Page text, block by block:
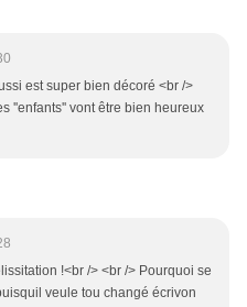
est super bien décoré <br />
''enfants'' vont être bien heureux
!<br /> <br /> Pourquoi se
veule tou changé écrivon